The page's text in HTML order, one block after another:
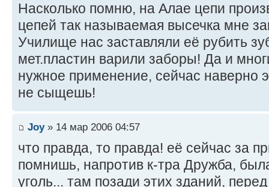
Насколько помню, на Алае цепи
цепей так называемая высечка мне
Училище нас заставляли её рубить
мет.пластин варили заборы! Да и
нужное применение, сейчас наверно
не сыщешь!
Joy» 14 мар 2006 04:57
что правда, то правда! её сейчас за
помнишь, напротив к-тра Дружба,
уголь... там позади этих зданий,